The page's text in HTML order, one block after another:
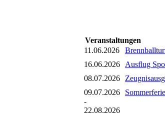
Veranstaltungen
11.06.2026
16.06.2026
Ausflug
08.07.2026
09.07.2026
-
22.08.2026